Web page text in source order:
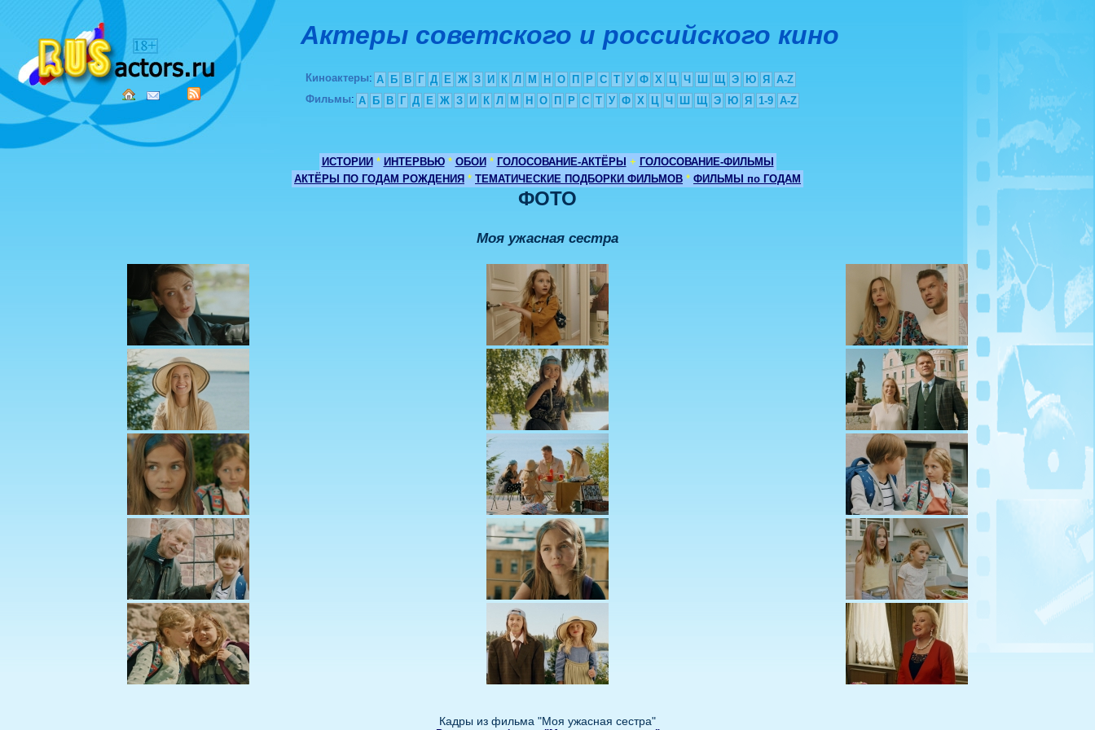
Актеры советского и российского кино
Киноактеры: А Б В Г Д Е Ж З И К Л М Н О П Р С Т У Ф Х Ц Ч Ш Щ Э Ю Я
A-Z
Фильмы: А Б В Г Д Е Ж З И К Л М Н О П Р С Т У Ф Х Ц Ч Ш Щ Э Ю Я 1-9 A-Z
ИСТОРИИ * ИНТЕРВЬЮ * ОБОИ * ГОЛОСОВАНИЕ-АКТЁРЫ + ГОЛОСОВАНИЕ-ФИЛЬМЫ
АКТЁРЫ ПО ГОДАМ РОЖДЕНИЯ * ТЕМАТИЧЕСКИЕ ПОДБОРКИ ФИЛЬМОВ * ФИЛЬМЫ по ГОДАМ
ФОТО
Моя ужасная сестра
Кадры из фильма "Моя ужасная сестра"